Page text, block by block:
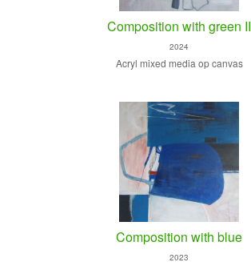
Composition with green II
2024
Acryl mixed media op canvas
Composition with blue
2023